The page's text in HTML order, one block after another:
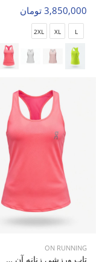
3,850,000 تومان
L
XL
2XL
ON RUNNING
تاپ ورزشی زنانه آن رانینگ Velora W